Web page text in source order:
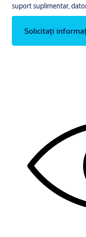
suport suplimentar,
Solicitați